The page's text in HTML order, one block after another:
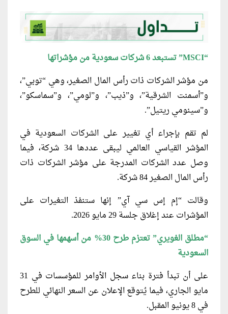
“MSCI” تستبعد 6 شركات سعودية من مؤشراتها
من مؤشر الشركات ذات رأس المال الصغير، وهي “توبي”،
و”أسمنت الشرقية”، و”ذيب”، و”لومي”، و”سماسكو”،
و”سينومي ريتيل”.
لم تقم بإجراء أي تغيير على الشركات السعودية في
المؤشر القياسي العالمي ليبقى عددها 34 شركة، فيما
وصل عدد الشركات المدرجة على مؤشر الشركات ذات
رأس المال الصغير 84 شركة.
وقالت “إم إس سي آي” إنها ستنفذ التغيرات على
المؤشرات عند إغلاق جلسة 29 مايو 2026.
“مطلق الغويري” تعتزم طرح 30% من أسهمها في السوق
السعودية
على أن تبدأ فترة بناء سجل الأوامر للمؤسسات في 31
مايو الجاري، فيما يُتوقع الإعلان عن السعر النهائي للطرح
في 8 يونيو المقبل.